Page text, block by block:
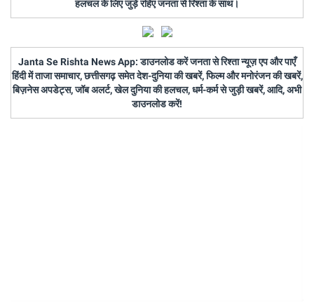
हलचल के लिए जुड़े रहिए जनता से रिश्ता के साथ।
Janta Se Rishta News App: डाउनलोड करें जनता से रिश्ता न्यूज़ एप और पाएँ
हिंदी में ताजा समाचार, छत्तीसगढ़ समेत देश-दुनिया की खबरें, फिल्म और मनोरंजन की खबरें,
बिज़नेस अपडेट्स, जॉब अलर्ट, खेल दुनिया की हलचल, धर्म-कर्म से जुड़ी खबरें, आदि, अभी
डाउनलोड करें!